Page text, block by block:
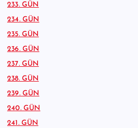
233. GÜN
234. GÜN
235. GÜN
236. GÜN
237. GÜN
238. GÜN
239. GÜN
240. GÜN
241. GÜN